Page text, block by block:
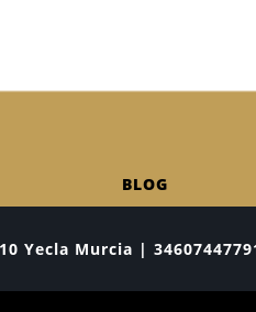
BLOG
Murcia |